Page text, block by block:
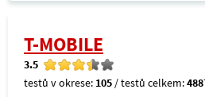
T-MOBILE
3.5
testů v okrese: 105 / testů celkem: